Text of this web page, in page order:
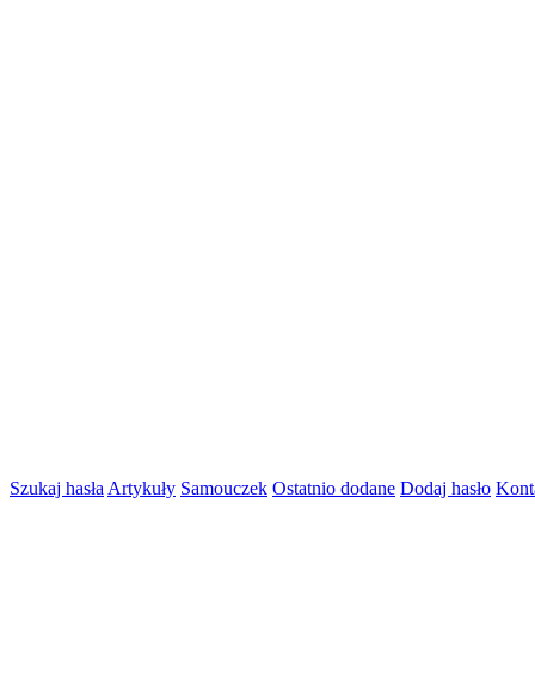
Szukaj hasła Artykuły Samouczek Ostatnio dodane Dodaj hasło